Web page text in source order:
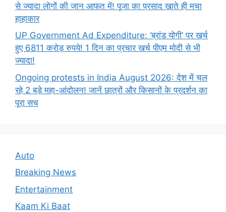
से ज्यादा लोगों की जान आफत में! पूजा का प्रसाद खाते ही मचा
हाहाकार
UP Government Ad Expenditure: ‘ब्रांड योगी’ पर खर्च
हुए 6811 करोड़ रुपये! 1 दिन का प्रचार खर्च पीएम मोदी से भी
ज्यादा!
Ongoing protests in India August 2026: देश में चल
रहे 2 बड़े महा-आंदोलन! जानें छात्रों और किसानों के प्रदर्शन का
पूरा सच
Auto
Breaking News
Entertainment
Kaam Ki Baat